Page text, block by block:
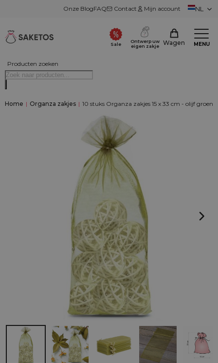
Onze BlogFAQ Contact Mijn account NL
Producten zoeken
Sale
Ontwerp uw
eigen zakje
Wagen MENU
Home | Organza zakjes | 10 stuks Organza zakjes 15 x 33 cm - olijf groen